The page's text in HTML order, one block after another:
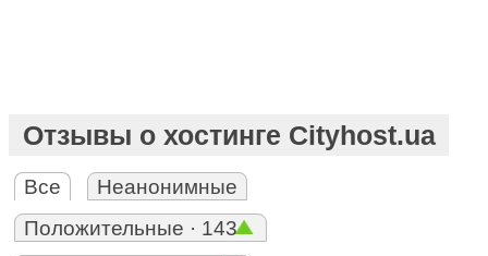
Отзывы о хостинге Сityhost.ua
Все
Неанонимные
Положительные · 143